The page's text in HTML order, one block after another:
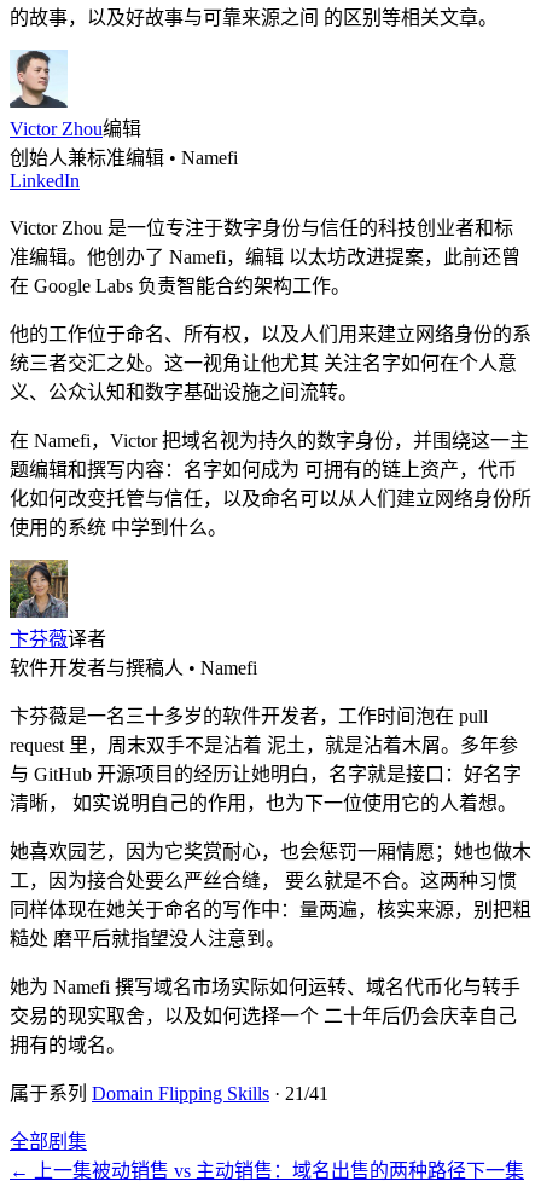
的故事，以及好故事与可靠来源之间 的区别等相关文章。
Victor Zhou编辑
创始人兼标准编辑 • Namefi
LinkedIn
Victor Zhou 是一位专注于数字身份与信任的科技创业者和标
准编辑。他创办了 Namefi，编辑 以太坊改进提案，此前还曾
在 Google Labs 负责智能合约架构工作。
他的工作位于命名、所有权，以及人们用来建立网络身份的系
统三者交汇之处。这一视角让他尤其 关注名字如何在个人意
义、公众认知和数字基础设施之间流转。
在 Namefi，Victor 把域名视为持久的数字身份，并围绕这一主
题编辑和撰写内容：名字如何成为 可拥有的链上资产，代币
化如何改变托管与信任，以及命名可以从人们建立网络身份所
使用的系统 中学到什么。
卞芬薇译者
软件开发者与撰稿人 • Namefi
卞芬薇是一名三十多岁的软件开发者，工作时间泡在 pull
request 里，周末双手不是沾着 泥土，就是沾着木屑。多年参
与 GitHub 开源项目的经历让她明白，名字就是接口：好名字
清晰， 如实说明自己的作用，也为下一位使用它的人着想。
她喜欢园艺，因为它奖赏耐心，也会惩罚一厢情愿；她也做木
工，因为接合处要么严丝合缝， 要么就是不合。这两种习惯
同样体现在她关于命名的写作中：量两遍，核实来源，别把粗
糙处 磨平后就指望没人注意到。
她为 Namefi 撰写域名市场实际如何运转、域名代币化与转手
交易的现实取舍，以及如何选择一个 二十年后仍会庆幸自己
拥有的域名。
属于系列 Domain Flipping Skills · 21/41
全部剧集
←
上一集被动销售 vs 主动销售：域名出售的两种路径下一集